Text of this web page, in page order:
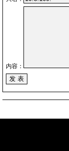
内容：